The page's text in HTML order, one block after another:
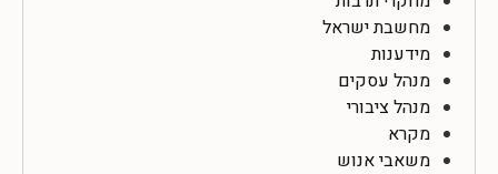
מחשבת ישראל
מידענות
מנהל עסקים
מנהל ציבורי
מקרא
משאבי אנוש